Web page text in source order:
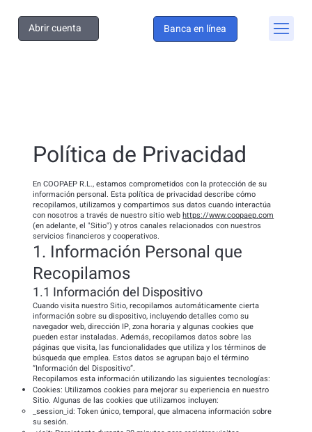
Abrir cuenta Banca en línea
Política de Privacidad
En COOPAEP R.L., estamos comprometidos con la protección de su
información personal. Esta política de privacidad describe cómo
recopilamos, utilizamos y compartimos sus datos cuando interactúa
con nosotros a través de nuestro sitio webhttps://www.coopaep.com
(en adelante, el "Sitio") y otros canales relacionados con nuestros
servicios financieros y cooperativos.
1. Información Personal que
Recopilamos
1.1 Información del Dispositivo
Cuando visita nuestro Sitio, recopilamos automáticamente cierta
información sobre su dispositivo, incluyendo detalles como su
navegador web, dirección IP, zona horaria y algunas cookies que
pueden estar instaladas. Además, recopilamos datos sobre las
páginas que visita, las funcionalidades que utiliza y los términos de
búsqueda que emplea. Estos datos se agrupan bajo el término
“Información del Dispositivo”.
Recopilamos esta información utilizando las siguientes tecnologías:
Cookies: Utilizamos cookies para mejorar su experiencia en nuestro
Sitio. Algunas de las cookies que utilizamos incluyen:
_session_id: Token único, temporal, que almacena información sobre
su sesión.